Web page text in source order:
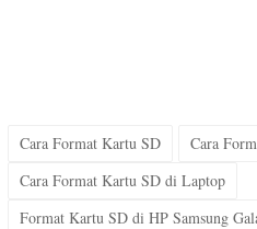
Cara Format Kartu SD
Cara
Cara Format Kartu SD di Laptop
Format Kartu SD di HP Samsung